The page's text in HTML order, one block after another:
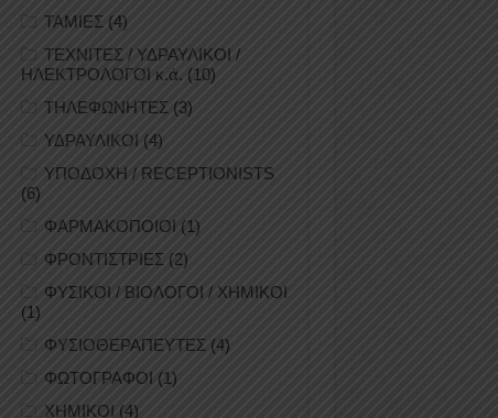
ΤΑΜΙΕΣ (4)
ΤΕΧΝΙΤΕΣ / ΥΔΡΑΥΛΙΚΟΙ /
ΗΛΕΚΤΡΟΛΟΓΟΙ κ.ά. (10)
ΤΗΛΕΦΩΝΗΤΕΣ (3)
ΥΔΡΑΥΛΙΚΟΙ (4)
ΥΠΟΔΟΧΗ / RECEPTIONISTS
(6)
ΦΑΡΜΑΚΟΠΟΙΟΙ (1)
ΦΡΟΝΤΙΣΤΡΙΕΣ (2)
ΦΥΣΙΚΟΙ / ΒΙΟΛΟΓΟΙ / ΧΗΜΙΚΟΙ
(1)
ΦΥΣΙΟΘΕΡΑΠΕΥΤΕΣ (4)
ΦΩΤΟΓΡΑΦΟΙ (1)
ΧΗΜΙΚΟΙ (4)